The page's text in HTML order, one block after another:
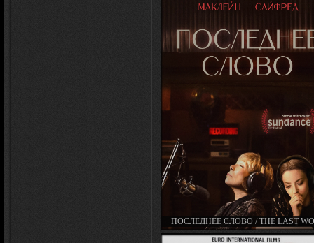
ПОСЛЕДНЕЕ СЛОВО / THE LAST
(2017)